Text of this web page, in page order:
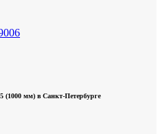
мм) в Санкт‑Петербурге